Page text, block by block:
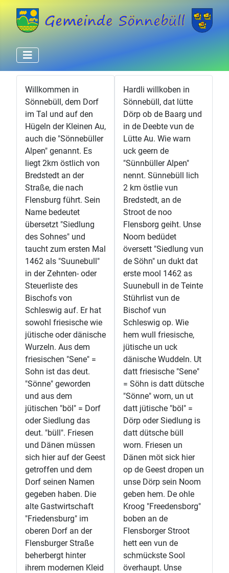
Willkommen in
Sönnebüll, dem Dorf
im Tal und auf den
Hügeln der Kleinen Au,
auch die "Sönnebüller
Alpen" genannt. Es
liegt 2km östlich von
Bredstedt an der
Straße, die nach
Flensburg führt. Sein
Name bedeutet
übersetzt "Siedlung
des Sohnes" und
taucht zum ersten Mal
1462 als "Suunebull"
in der Zehnten- oder
Steuerliste des
Bischofs von
Schleswig auf. Er hat
sowohl friesische wie
jütische oder dänische
Wurzeln. Aus dem
friesischen "Sene" =
Sohn ist das deut.
"Sönne" geworden
und aus dem
jütischen "böl" = Dorf
oder Siedlung das
deut. "büll". Friesen
und Dänen müssen
sich hier auf der Geest
getroffen und dem
Dorf seinen Namen
gegeben haben. Die
alte Gastwirtschaft
"Friedensburg" im
oberen Dorf an der
Flensburger Straße
beherbergt hinter
ihrem modernen Kleid
Hardli willkoben in
Sönnebüll, dat lütte
Dörp ob de Baarg und
in de Deebte vun de
Lütte Au. Wie warn
uck geern de
"Sünnbüller Alpen"
nennt. Sünnebüll lich
2 km östlie vun
Bredstedt, an de
Stroot de noo
Flensborg geiht. Unse
Noom bedüdet
översett "Siedlung vun
de Söhn" un dukt dat
erste mool 1462 as
Suunebull in de Teinte
Stührlist vun de
Bischof vun
Schleswig op. Wie
hem wull friesische,
jütische un uck
dänische Wuddeln. Ut
datt friesische "Sene"
= Söhn is datt dütsche
"Sönne" worn, un ut
datt jütische "böl" =
Dörp oder Siedlung is
datt dütsche büll
worn. Friesen un
Dänen möt sick hier
op de Geest dropen un
unse Dörp sein Noom
geben hem. De ohle
Kroog "Freedensborg"
boben an de
Flensborger Stroot
hett een vun de
schmückste Sool
överhaupt. Unse